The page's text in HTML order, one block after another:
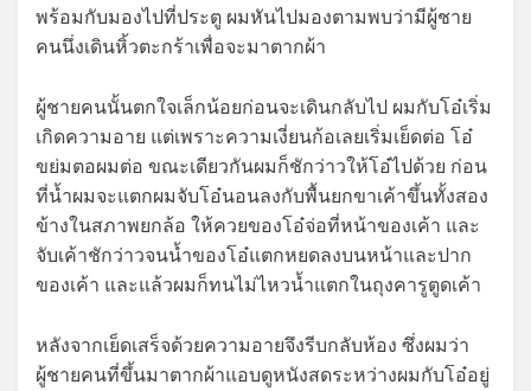
พร้อมกับมองไปที่ประตู ผมหันไปมองตามพบว่ามีผู้ชาย
คนนึ่งเดินหิ้วตะกร้าเพื่อจะมาตากผ้า
ผู้ชายคนนั้นตกใจเล็กน้อยก่อนจะเดินกลับไป ผมกับโอ๋เริ่ม
เกิดความอาย แต่เพราะความเงี่ยนก้อเลยเริ่มเย็ดต่อ โอ๋
ขย่มตอผมต่อ ขณะเดียวกันผมก็ชักว่าวให้โอ๋ไปด้วย ก่อน
ที่น้ำผมจะแตกผมจับโอ๋นอนลงกับพื้นยกขาเค้าขึ้นทั้งสอง
ข้างในสภาพยกล้อ ให้ควยของโอ๋จ่อที่หน้าของเค้า และ
จับเค้าชักว่าวจนน้ำของโอ๋แตกหยดลงบนหน้าและปาก
ของเค้า และแล้วผมก็ทนไม่ไหวน้ำแตกในถุงคารูตูดเค้า
หลังจากเย็ดเสร็จด้วยความอายจึงรีบกลับห้อง ซึ่งผมว่า
ผู้ชายคนที่ขึ้นมาตากผ้าแอบดูหนังสดระหว่างผมกับโอ๋อยู่